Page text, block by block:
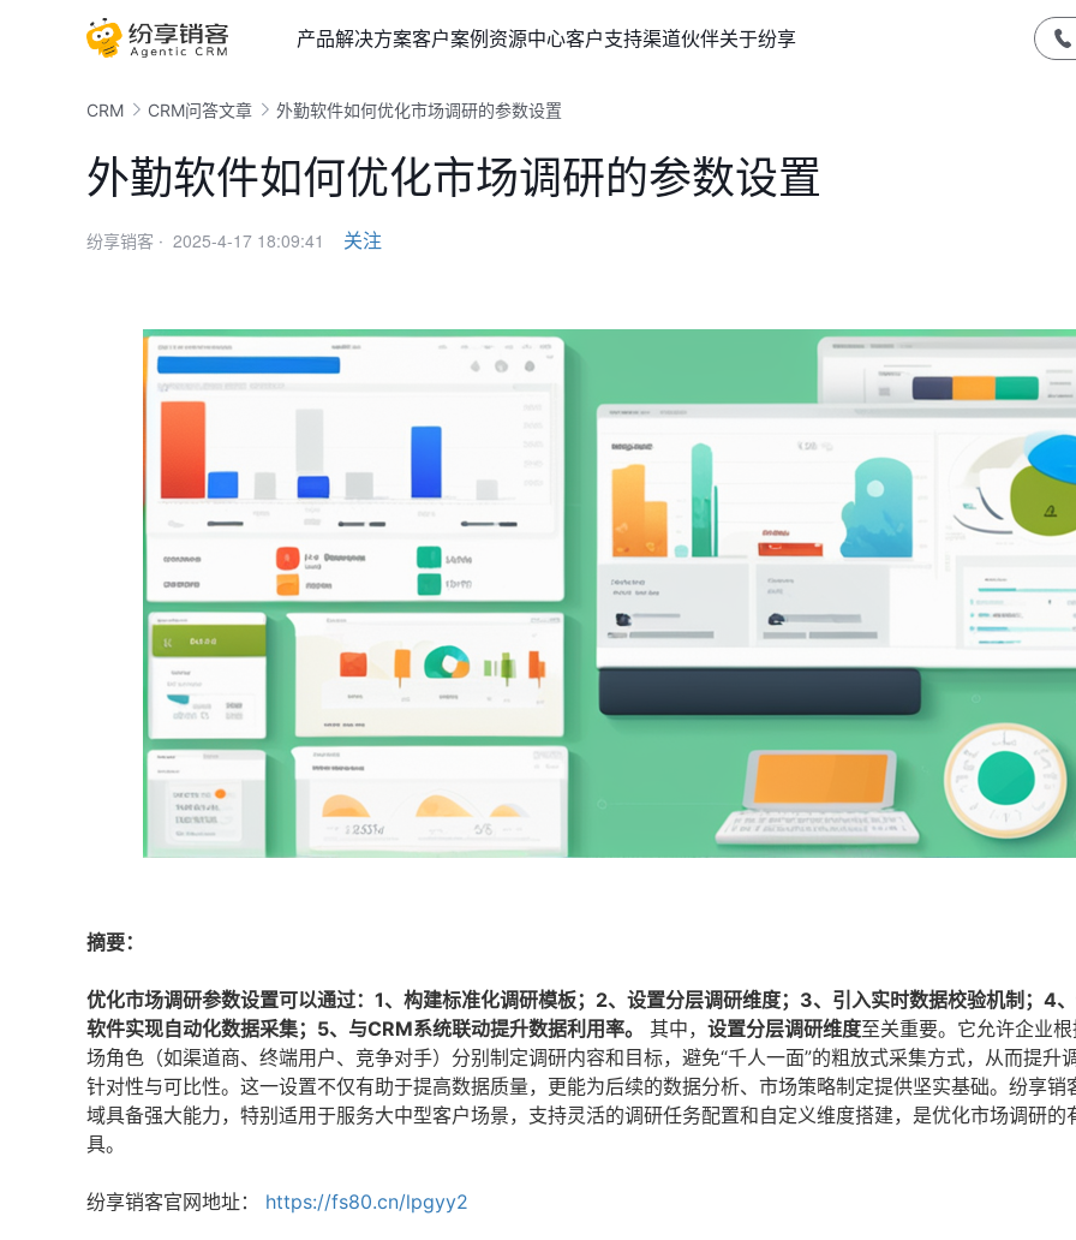
产品解决方案客户案例资源中心客户支持渠道伙伴关于纷享
CRM CRM问答文章 外勤软件如何优化市场调研的参数设置
外勤软件如何优化市场调研的参数设置
纷享销客 · 2025-4-17 18:09:41 关注
摘要：
优化市场调研参数设置可以通过：1、构建标准化调研模板；2、设置分层调研维度；3、引入实时数据校验机制；4
软件实现自动化数据采集；5、与CRM系统联动提升数据利用率。
其中， 设置分层调研维度至关重要。它允许企业
场角色（如渠道商、终端用户、竞争对手）分别制定调研内容和目标，避免“千人一面”的粗放式采集方式，从而提升
针对性与可比性。这一设置不仅有助于提高数据质量，更能为后续的数据分析、市场策略制定提供坚实基础。纷享销
域具备强大能力，特别适用于服务大中型客户场景，支持灵活的调研任务配置和自定义维度搭建，是优化市场调研的
具。
纷享销客官网地址： https://fs80.cn/lpgyy2